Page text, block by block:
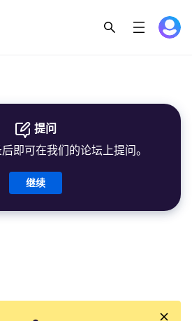
提问
即可在我们的论坛上提问。
继续